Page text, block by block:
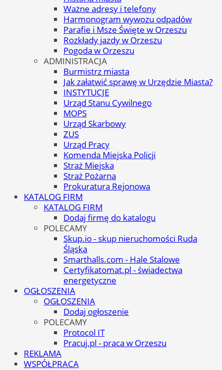
Ważne adresy i telefony
Harmonogram wywozu odpadów
Parafie i Msze Święte w Orzeszu
Rozkłady jazdy w Orzeszu
Pogoda w Orzeszu
ADMINISTRACJA
Burmistrz miasta
Jak załatwić sprawę w Urzędzie Miasta?
INSTYTUCJE
Urząd Stanu Cywilnego
MOPS
Urząd Skarbowy
ZUS
Urząd Pracy
Komenda Miejska Policji
Straż Miejska
Straż Pożarna
Prokuratura Rejonowa
KATALOG FIRM
KATALOG FIRM
Dodaj firmę do katalogu
POLECAMY
Skup.io - skup nieruchomości Ruda
Śląska
Smarthalls.com - Hale Stalowe
Certyfikatomat.pl - świadectwa
energetyczne
OGŁOSZENIA
OGŁOSZENIA
Dodaj ogłoszenie
POLECAMY
Protocol IT
Pracuj.pl - praca w Orzeszu
REKLAMA
WSPÓŁPRACA